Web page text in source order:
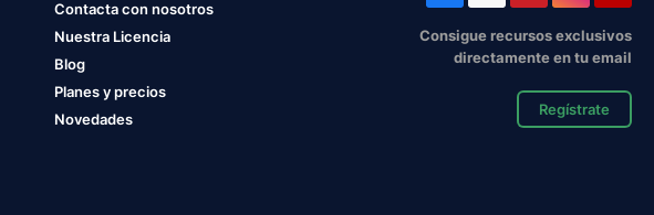
Contacta con nosotros
Nuestra Licencia
Blog
Planes y precios
Novedades
Consigue recursos exclusivos
directamente en tu email
Regístrate